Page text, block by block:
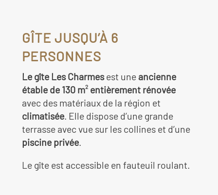
GÎTE JUSQU’À 6
PERSONNES
Le gîte Les Charmesest une ancienne
étable de 130 m2entièrement rénovée
avec des matériaux de la région et
climatisée. Elle dispose d’une grande
terrasse avec vue sur les collines et d’une
piscine privée.
Le gîte est accessible en fauteuil roulant.